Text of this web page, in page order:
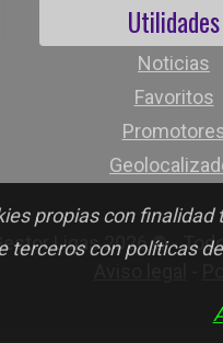
propias con
con políticas
Utilidades
Noticias
Favoritos
Ligas 2026 © -